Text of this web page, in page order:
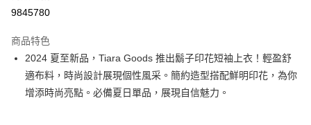
超商取貨付款
Apple Pay
街口支付
9845780
商品特色
2024 夏至新品，Tiara Goods 推出鬍子印花短袖上衣！輕盈舒
適布料，時尚設計展現個性風采。簡約造型搭配鮮明印花，為你
增添時尚亮點。必備夏日單品，展現自信魅力。